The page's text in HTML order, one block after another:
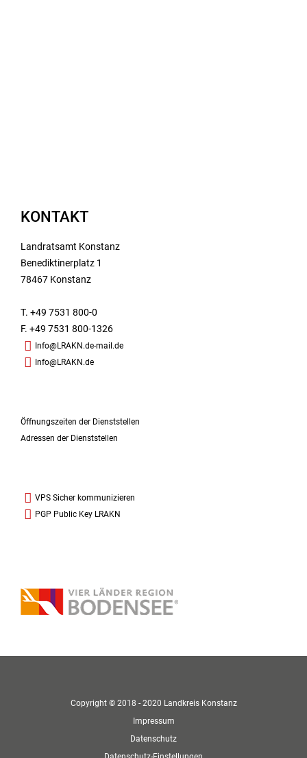
KONTAKT
Landratsamt Konstanz
Benediktinerplatz 1
78467 Konstanz
T. +49 7531 800-0
F. +49 7531 800-1326
Info@LRAKN.de-mail.de
Info@LRAKN.de
Öffnungszeiten der Dienststellen
Adressen der Dienststellen
VPS Sicher kommunizieren
PGP Public Key LRAKN
Copyright © 2018 - 2020 Landkreis Konstanz
Impressum
Datenschutz